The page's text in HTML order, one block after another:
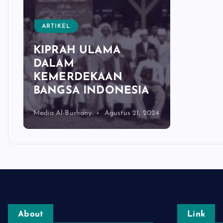
ARTIKEL
KIPRAH ULAMA
DALAM
KEMERDEKAAN
BANGSA INDONESIA
Media Al-Burhany Agustus 21, 2024
About Link